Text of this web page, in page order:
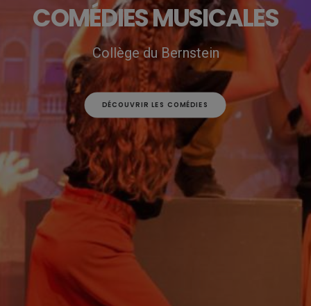
COMÉDIES MUSICALES
Collège du Bernstein
DÉCOUVRIR LES COMÉDIES